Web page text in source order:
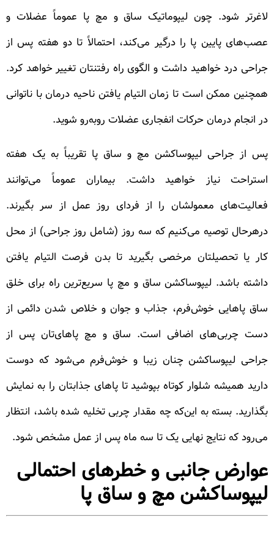
لاغرتر شود. چون لیپوماتیک ساق و مچ پا عموماً عضلات و
عصب‌های پایین پا را درگیر می‌کند، احتمالاً تا دو هفته پس از
جراحی درد خواهید داشت و الگوی راه رفتنتان تغییر خواهد کرد.
همچنین ممکن است تا زمان التیام یافتن ناحیه درمان با ناتوانی
در انجام درمان حرکات انفجاری عضلات روبه‌رو شوید.
پس از جراحی لیپوساکشن مچ و ساق پا تقریباً به یک هفته
استراحت نیاز خواهید داشت. بیماران عموماً می‌توانند
فعالیت‌های معمولشان را از فردای روز عمل از سر بگیرند.
درهرحال توصیه می‌کنیم که سه روز (شامل روز جراحی) از محل
کار یا تحصیلتان مرخصی بگیرید تا بدن فرصت التیام یافتن
داشته باشد. لیپوساکشن ساق و مچ پا سریع‌ترین راه برای خلق
ساق پاهایی خوش‌فرم، جذاب و جوان و خلاص شدن دائمی از
دست چربی‌های اضافی است. ساق و مچ پاهای‌تان پس از
جراحی لیپوساکشن چنان زیبا و خوش‌فرم می‌شود که دوست
دارید همیشه شلوار کوتاه بپوشید تا پاهای جذابتان را به نمایش
بگذارید. بسته به این‌که چه مقدار چربی تخلیه شده باشد، انتظار
می‌رود که نتایج نهایی یک تا سه ماه پس از عمل مشخص شود.
عوارض جانبی و خطرهای احتمالی
لیپوساکشن مچ و ساق پا